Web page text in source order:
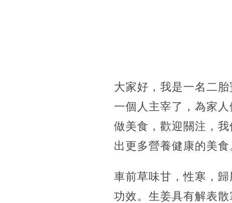
大家好，我是一名二
一個人主宰了，為家
做美食，歡迎關注，
出更多營養健康的美食
車前草味甘，性寒，
功效。生姜具有解表